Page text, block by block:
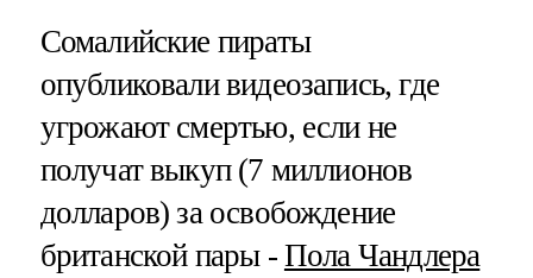
Сомалийские пираты
опубликовали видеозапись, где
угрожают смертью, если не
получат выкуп (7 миллионов
долларов) за освобождение
британской пары - Пола Чандлера